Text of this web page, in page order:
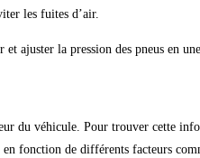
les fuites d’air.
ajuster la pression des pneus en
du véhicule. Pour trouver cette
fonction de différents facteurs